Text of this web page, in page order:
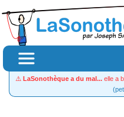
⚠️ LaSonothèque a du mal... elle a